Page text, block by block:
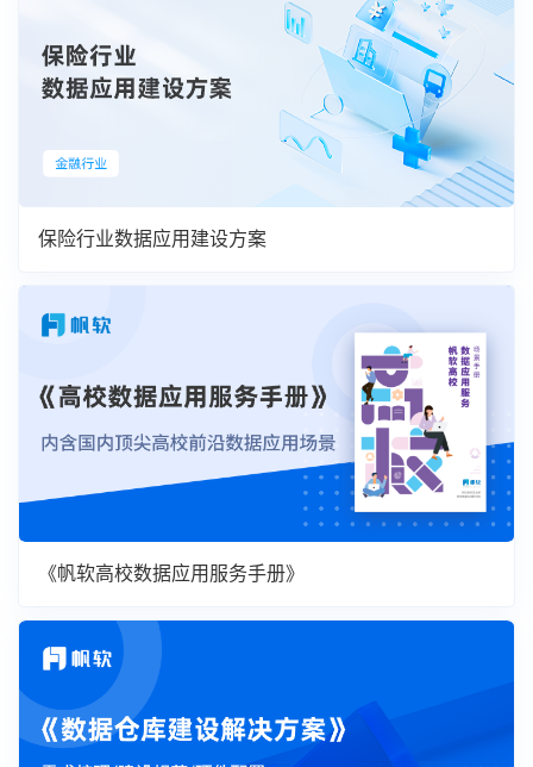
保险行业数据应用建设方案
《帆软高校数据应用服务手册》